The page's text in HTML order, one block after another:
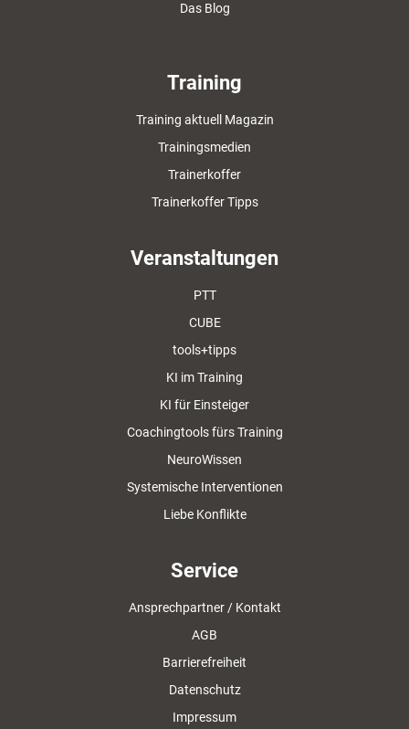
Das Blog
Training
Training aktuell Magazin
Trainingsmedien
Trainerkoffer
Trainerkoffer Tipps
Veranstaltungen
PTT
CUBE
tools+tipps
KI im Training
KI für Einsteiger
Coachingtools fürs Training
NeuroWissen
Systemische Interventionen
Liebe Konflikte
Service
Ansprechpartner / Kontakt
AGB
Barrierefreiheit
Datenschutz
Impressum